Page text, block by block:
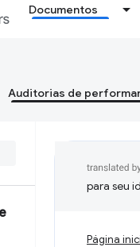
Documentos
Auditorias de
para seu
Página